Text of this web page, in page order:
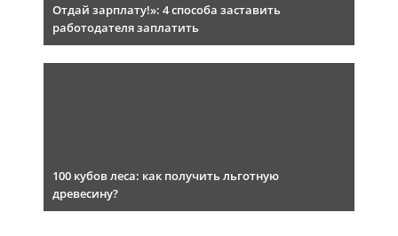
Отдай зарплату!»: 4 способа заставить
работодателя заплатить
100 кубов леса: как получить льготную
древесину?